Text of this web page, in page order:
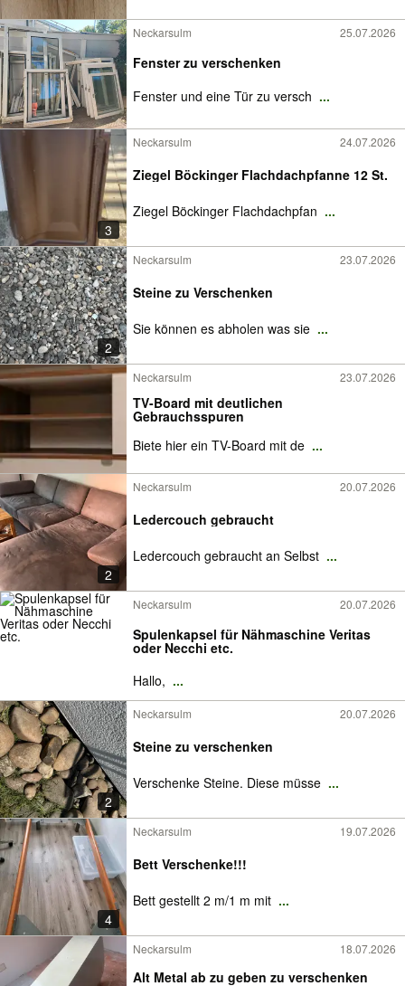
Neckarsulm 25.07.2026
Fenster zu verschenken
Fenster und eine Tür zu versch ...
3
Neckarsulm 24.07.2026
Ziegel Böckinger Flachdachpfanne 12 St.
Ziegel Böckinger Flachdachpfan ...
2
Neckarsulm 23.07.2026
Steine zu Verschenken
Sie können es abholen was sie ...
Neckarsulm 23.07.2026
TV-Board mit deutlichen
Gebrauchsspuren
Biete hier ein TV-Board mit de ...
2
Neckarsulm 20.07.2026
Ledercouch gebraucht
Ledercouch gebraucht an Selbst ...
Neckarsulm 20.07.2026
Spulenkapsel für Nähmaschine Veritas
oder Necchi etc.
Hallo, ...
2
Neckarsulm 20.07.2026
Steine zu verschenken
Verschenke Steine. Diese müsse ...
4
Neckarsulm 19.07.2026
Bett Verschenke!!!
Bett gestellt 2 m/1 m mit ...
Neckarsulm 18.07.2026
Alt Metal ab zu geben zu verschenken